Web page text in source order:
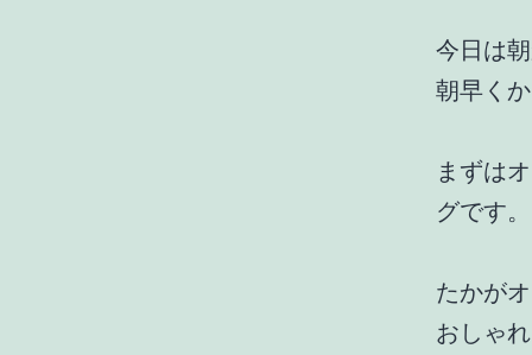
今日は
朝早く
まずは
グです。
たかが
おしゃ